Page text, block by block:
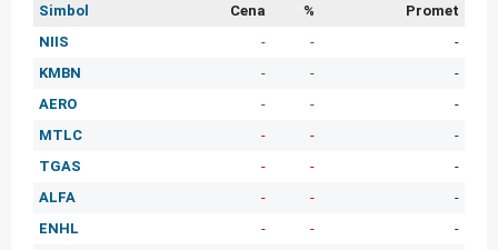
Simbol
Cena %
Promet
NIIS
- -
-
KMBN
- -
-
AERO
- -
-
MTLC
- -
-
TGAS
- -
-
ALFA
- -
-
ENHL
- -
-